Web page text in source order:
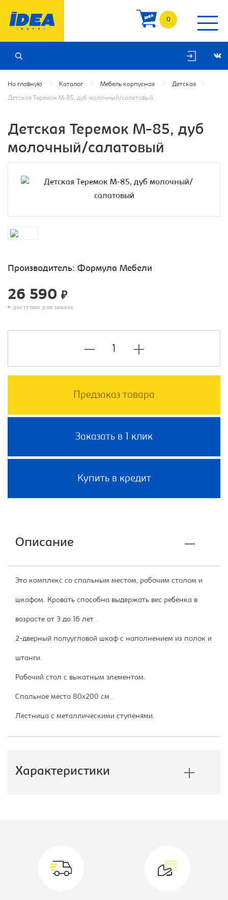
0
На главную Каталог Мебель корпусная Детская
Детская Теремок М-85, дуб молочный/салатовый
Детская Теремок М-85, дуб
молочный/салатовый
Производитель: Формула Мебели
26 590 ₽
доступно для заказа
Предзаказ товара
Заказать в 1 клик
Купить в кредит
Описание
Это комплекс со спальным местом, рабочим столом и
шкафом. Кровать способна выдержать вес ребёнка в
возрасте от 3 до 16 лет.
2-дверный полуугловой шкаф с наполнением из полок и
штанги.
Рабочий стол с выкатным элементом.
Спальное место 80х200 см.
Лестница с металлическими ступенями.
Характеристики
Коллекция: Теремок